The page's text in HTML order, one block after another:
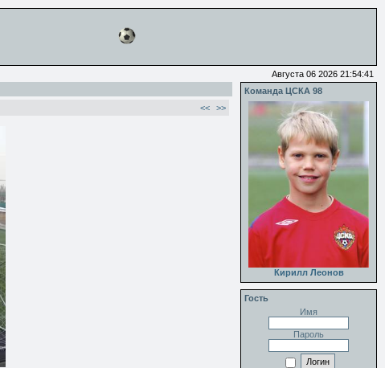
Августа 06 2026 21:54:41
<< >>
Команда ЦСКА 98
Кирилл Леонов
Гость
Имя
Пароль